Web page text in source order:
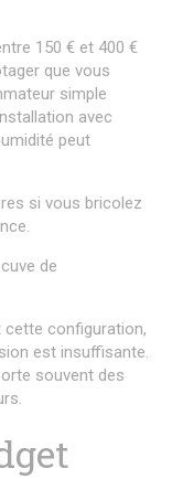
150 € et 400 €
que vous
simple
avec
peut
si vous bricolez
de
configuration,
est insuffisante.
souvent des